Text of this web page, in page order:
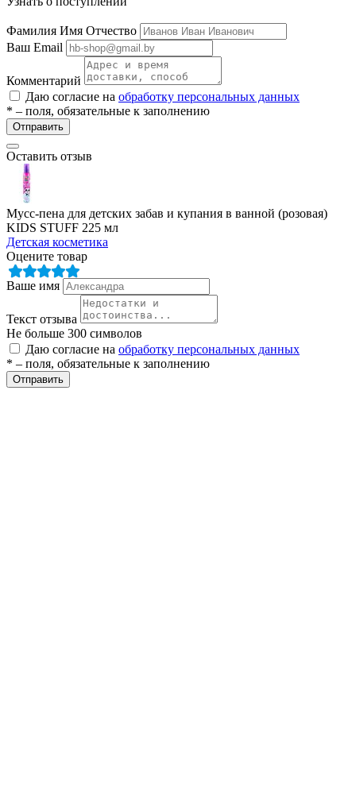
Фамилия Имя Отчество
Ваш Email
Комментарий
Даю согласие на обработку персональных данных
* – поля, обязательные к заполнению
Отправить
Оставить отзыв
Мусс-пена для детских забав и купания в ванной (розовая)
KIDS STUFF 225 мл
Детская косметика
Оцените товар
Ваше имя
Текст отзыва
Не больше 300 символов
Даю согласие на обработку персональных данных
* – поля, обязательные к заполнению
Отправить